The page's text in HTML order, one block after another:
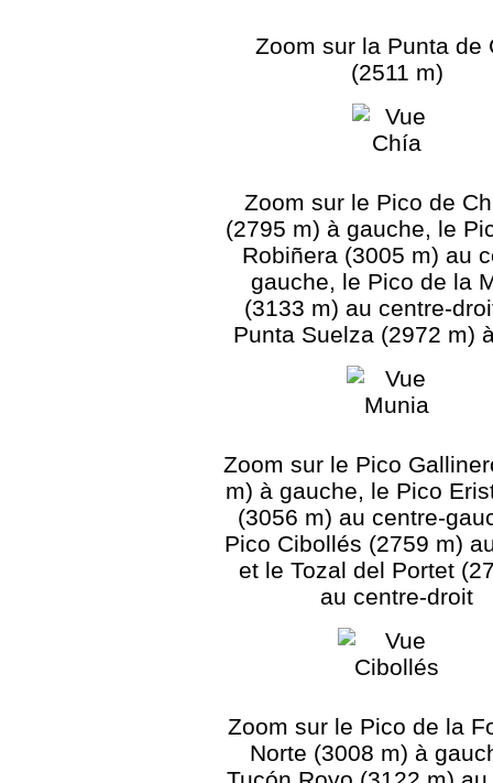
Zoom sur la Punta de
(2511 m)
Zoom sur le Pico de
(2795 m) à gauche, le
Robiñera (3005 m) au
gauche, le Pico de la
(3133 m) au centre-
Punta Suelza (2972 m)
Zoom sur le Pico
m) à gauche, le Pico
(3056 m) au centre-
Pico Cibollés (2759 m)
et le Tozal del Portet
au centre-droit
Zoom sur le Pico de la
Norte (3008 m) à